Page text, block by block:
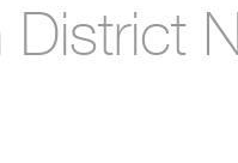
District